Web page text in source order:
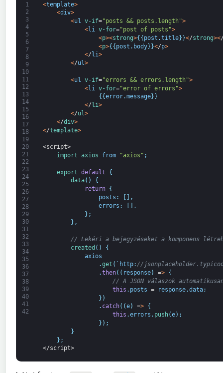
1
2
3
4
5
6
7
8
9
10
11
12
13
14
15
16
17
18
19
20
21
22
23
24
25
26
27
28
29
30
31
32
33
34
35
36
37
38
39
40
41
42
<template>
<div>
<ul v-if="posts && posts.length">
<li v-for="post of posts">
<p><strong>{{post .title}}</strong><
<p>{{post . body}}</p>
</ li>
</ul>
<ul v-if="errors && errors.length">
<li v-for="error of errors">
{ {error.message} }
</ li>
</ul>
</div>
</template>
<script>
import axios from "axios" ;
export default
{
data( )
{
return
{
posts :
,
errors : [ ] ,
} ;
} ,
// Lekéri a bejegyzéseket a komponens
created ( )
{
axios
.get ( ` http: //
.then( ( response) =>
{
// A JSON válaszok
this . posts = response.data;
} )
. catch( (e) =>
{
this .errors . push(e) ;
} ) ;
}
} ;
</script>